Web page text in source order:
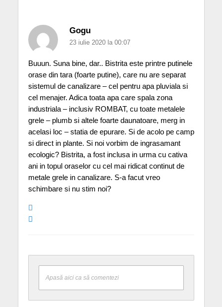
Gogu
23 iulie 2020 la 00:07
Buuun. Suna bine, dar.. Bistrita este printre putinele
orase din tara (foarte putine), care nu are separat
sistemul de canalizare – cel pentru apa pluviala si
cel menajer. Adica toata apa care spala zona
industriala – inclusiv ROMBAT, cu toate metalele
grele – plumb si altele foarte daunatoare, merg in
acelasi loc – statia de epurare. Si de acolo pe camp
si direct in plante. Si noi vorbim de ingrasamant
ecologic? Bistrita, a fost inclusa in urma cu cativa
ani in topul oraselor cu cel mai ridicat continut de
metale grele in canalizare. S-a facut vreo
schimbare si nu stim noi?
Apasă aici ca să comentezi